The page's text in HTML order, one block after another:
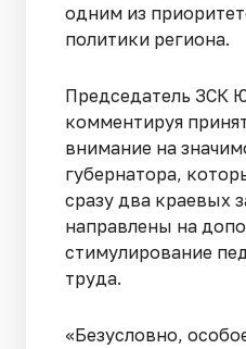
одним из
политики региона.
Председатель ЗСК
комментируя
внимание на
губернатора,
сразу два краевых
направлены на
стимулирование
труда.
«Безусловно,